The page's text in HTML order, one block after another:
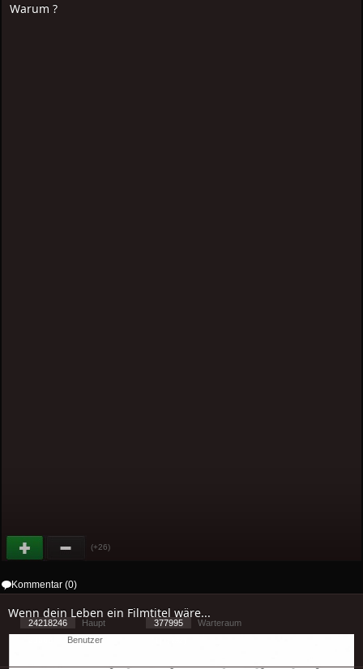
Warum ?
(+26)
Kommentar (0)
Wenn dein Leben ein Filmtitel wäre...
24218246 Haupt 377995
Warteraum
Benutzer